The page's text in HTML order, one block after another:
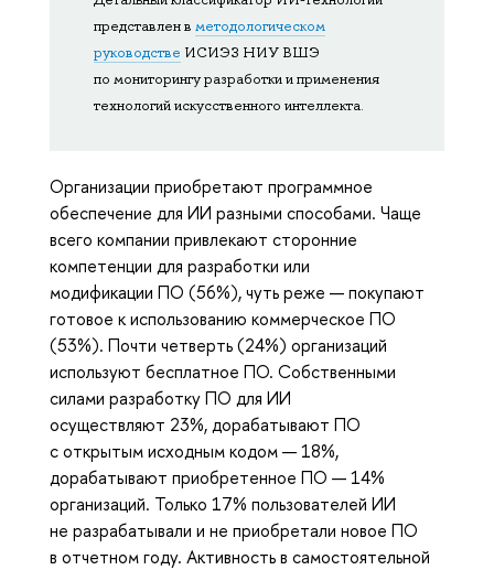
представлен в методологическом
руководстве ИСИЭЗ НИУ ВШЭ
по мониторингу разработки и применения
технологий искусственного интеллекта.
Организации приобретают программное
обеспечение для ИИ разными способами. Чаще
всего компании привлекают сторонние
компетенции для разработки или
модификации ПО (56%), чуть реже — покупают
готовое к использованию коммерческое ПО
(53%). Почти четверть (24%) организаций
используют бесплатное ПО. Собственными
силами разработку ПО для ИИ
осуществляют 23%, дорабатывают ПО
с открытым исходным кодом — 18%,
дорабатывают приобретенное ПО — 14%
организаций. Только 17% пользователей ИИ
не разрабатывали и не приобретали новое ПО
в отчетном году. Активность в самостоятельной